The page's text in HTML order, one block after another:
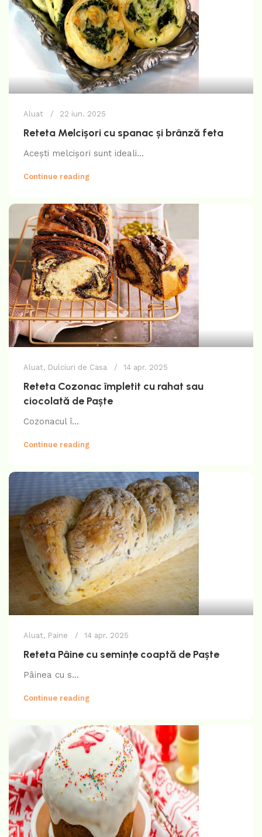
Aluat 22 iun. 2025
Reteta Melcișori cu spanac și brânză feta
Acești melcișori sunt ideali...
Continue reading
Aluat, Dulciuri de Casa 14 apr. 2025
Reteta Cozonac împletit cu rahat sau
ciocolată de Paște
Cozonacul î...
Continue reading
Aluat, Paine 14 apr. 2025
Reteta Pâine cu semințe coaptă de Paște
Pâinea cu s...
Continue reading